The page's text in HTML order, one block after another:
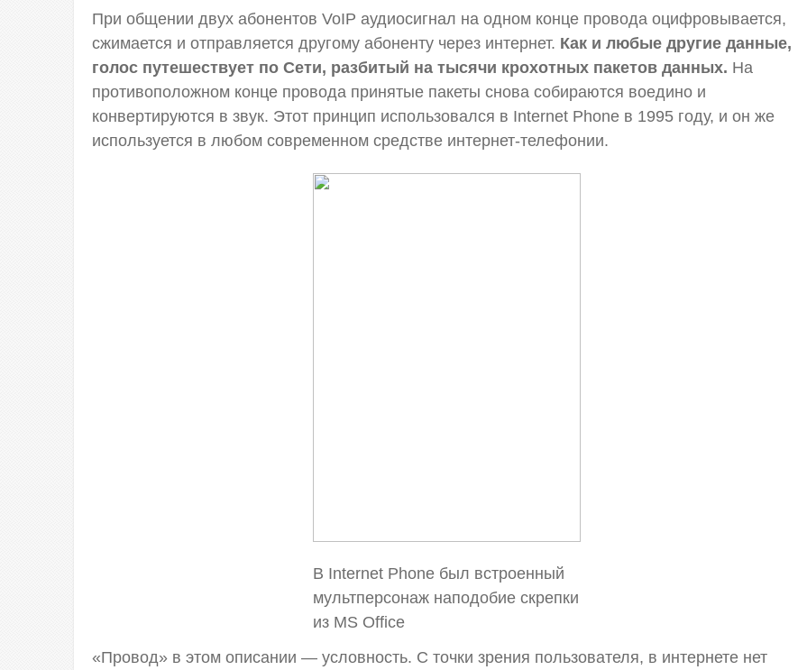
При общении двух абонентов VoIP аудиосигнал на одном конце провода оцифровывается,
сжимается и отправляется другому абоненту через интернет. Как и любые другие данные,
голос путешествует по Сети, разбитый на тысячи крохотных пакетов данных. На
противоположном конце провода принятые пакеты снова собираются воедино и
конвертируются в звук. Этот принцип использовался в Internet Phone в 1995 году, и он же
используется в любом современном средстве интернет-телефонии.
В Internet Phone был встроенный
мультперсонаж наподобие скрепки
из MS Office
«Провод» в этом описании — условность. С точки зрения пользователя, в интернете нет